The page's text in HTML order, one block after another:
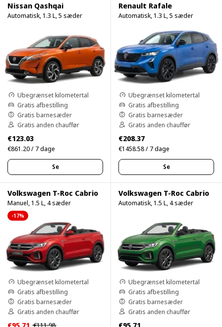
Nissan Qashqai
Automatisk, 1.3 L, 5 sæder
Ubegrænset kilometertal
Gratis afbestilling
Gratis barnesæder
Gratis anden chauffør
€123.03
€861.20 / 7 dage
Se
Renault Rafale
Automatisk, 1.3 L, 5 sæder
Ubegrænset kilometertal
Gratis afbestilling
Gratis barnesæder
Gratis anden chauffør
€208.37
€1458.58 / 7 dage
Se
Volkswagen T-Roc Cabrio
Manuel, 1.5 L, 4 sæder
-17%
Ubegrænset kilometertal
Gratis afbestilling
Gratis barnesæder
Gratis anden chauffør
€111.98
Volkswagen T-Roc Cabrio
Automatisk, 1.5 L, 4 sæder
Ubegrænset kilometertal
Gratis afbestilling
Gratis barnesæder
Gratis anden chauffør